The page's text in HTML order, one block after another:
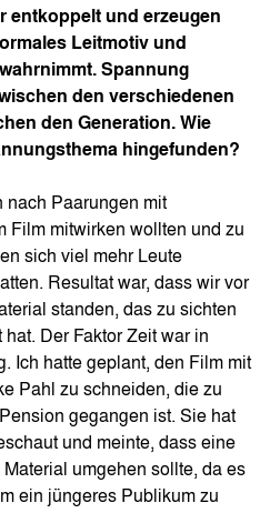
entkoppelt und erzeugen
Leitmotiv und
Spannung
den verschiedenen
den Generation. Wie
hingefunden?
nach Paarungen mit
Film mitwirken wollten und zu
sich viel mehr Leute
Resultat war, dass wir vor
standen, das zu sichten
Der Faktor Zeit war in
Ich hatte geplant, den Film mit
Pahl zu schneiden, die zu
gegangen ist. Sie hat
und meinte, dass eine
umgehen sollte, da es
ein jüngeres Publikum zu